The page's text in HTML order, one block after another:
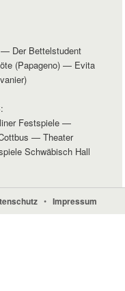
Der Bettelstudent
(Papageno) — Evita
Festspiele —
— Theater
Schwäbisch Hall
• Impressum